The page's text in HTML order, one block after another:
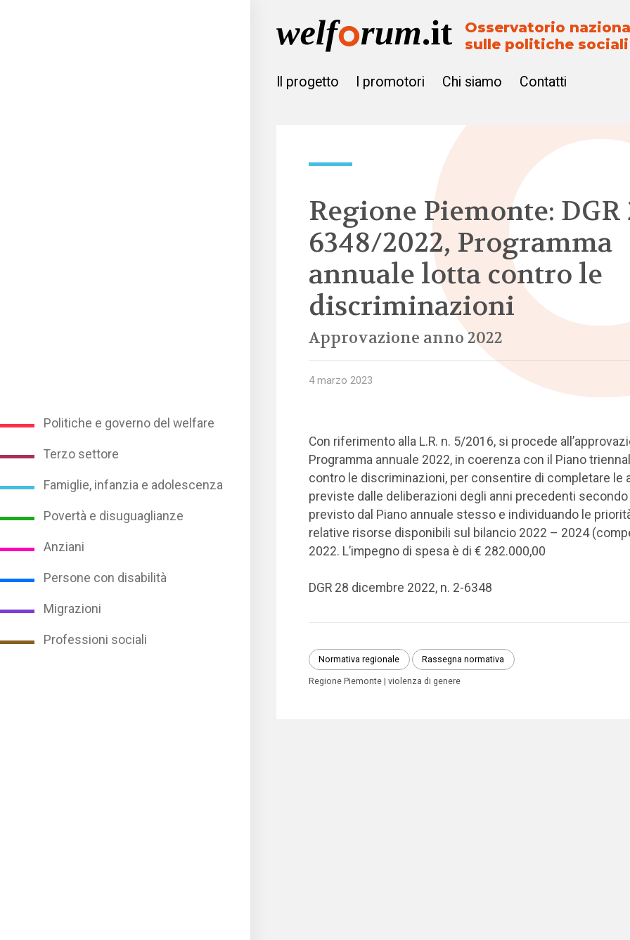
Politiche e governo del welfare
Terzo settore
Famiglie, infanzia e adolescenza
Povertà e disuguaglianze
Anziani
Persone con disabilità
Migrazioni
Professioni sociali
Osservatorio
sulle politiche sociali
Il progetto I promotori Chi siamo Contatti
Regione Piemonte: DGR
6348/2022, Programma
annuale lotta contro le
discriminazioni
Approvazione anno 2022
4 marzo 2023
Con riferimento alla L.R. n. 5/2016, si procede
Programma annuale 2022, in coerenza con il Piano
contro le discriminazioni, per consentire di completare le
previste dalle deliberazioni degli anni precedenti
previsto dal Piano annuale stesso e individuando le
relative risorse disponibili sul bilancio 2022 – 2024
2022. L’impegno di spesa è di € 282.000,00
DGR 28 dicembre 2022, n. 2-6348
Normativa regionale Rassegna normativa
Regione Piemonte violenza di genere